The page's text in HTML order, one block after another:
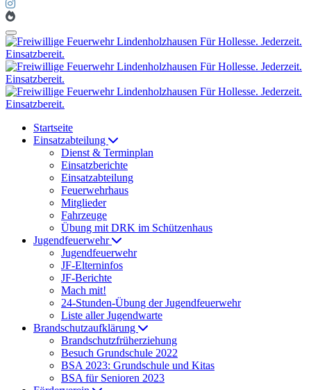
Startseite
Einsatzabteilung
Dienst & Terminplan
Einsatzberichte
Einsatzabteilung
Feuerwehrhaus
Mitglieder
Fahrzeuge
Übung mit DRK im Schützenhaus
Jugendfeuerwehr
Jugendfeuerwehr
JF-Elterninfos
JF-Berichte
Mach mit!
24-Stunden-Übung der Jugendfeuerwehr
Liste aller Jugendwarte
Brandschutzaufklärung
Brandschutzfrüherziehung
Besuch Grundschule 2022
BSA 2023: Grundschule und Kitas
BSA für Senioren 2023